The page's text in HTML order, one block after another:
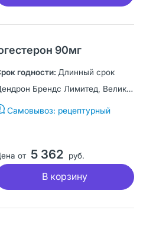
90мг
Длинный срок
Дендрон Брендс Лимитед, Великобритания
Самовывоз: рецептурный
от 5 362 руб.
В корзину